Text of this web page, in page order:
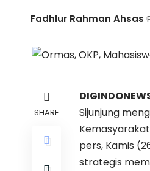
Fadhlur Rahman Ahsas
SHARE
Sijunjung
pers, Kamis
strategis